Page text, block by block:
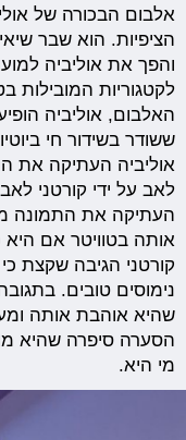
הציפיות. הוא שבר
והפך את אוליביה
לקטגוריות
האלבום, אוליביה
אוליביה העתיקה את
לאב על ידי קורטני
העתיקה את התמונה
אותה בטוויטר אם
קורטני הגיבה שקצת
נימוסים טובים.
שהיא אוהבת אותה
הסערה סיפרה שהיא
מי היא.